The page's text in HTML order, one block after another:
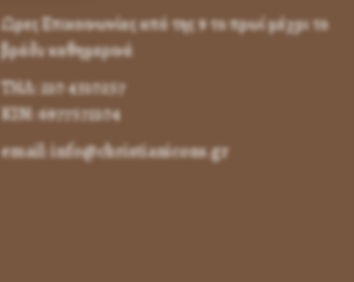
Ωρες Επικοινωνίας από της 9 το πρωί μέχρι το
βράδυ καθημερινά
ΤΗΛ: 210 4310257
KIN: 6977572104
email: info@christianicons.gr